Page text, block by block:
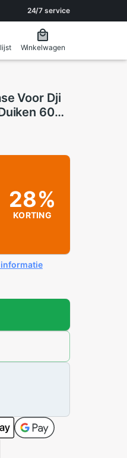
24/7 service
Winkelwagen
Voor Dji
60M
28%
KORTING
informatie